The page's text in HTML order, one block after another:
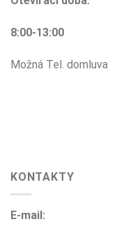
8:00-13:00
Možná Tel. domluva
KONTAKTY
E-mail: